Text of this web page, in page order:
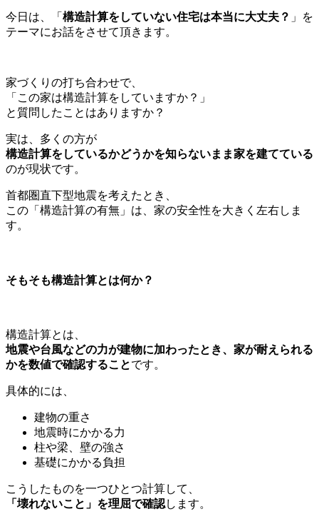
今日は、「 構造計算をしていない住宅は本当に大丈夫？ 」を
テーマにお話をさせて頂きます。
家づくりの打ち合わせで、
「この家は構造計算をしていますか？」
と質問したことはありますか？
実は、多くの方が
構造計算をしているかどうかを知らないまま家を建てている
のが現状です。
首都圏直下型地震を考えたとき、
この「構造計算の有無」は、家の安全性を大きく左右しま
す。
そもそも構造計算とは何か？
構造計算とは、
地震や台風などの力が建物に加わったとき、家が耐えられる
かを数値で確認することです。
具体的には、
建物の重さ
地震時にかかる力
柱や梁、壁の強さ
基礎にかかる負担
こうしたものを一つひとつ計算して、
「壊れないこと」を理屈で確認します。